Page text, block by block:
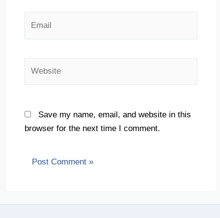
Save my name, email, and website in this
browser for the next time I comment.